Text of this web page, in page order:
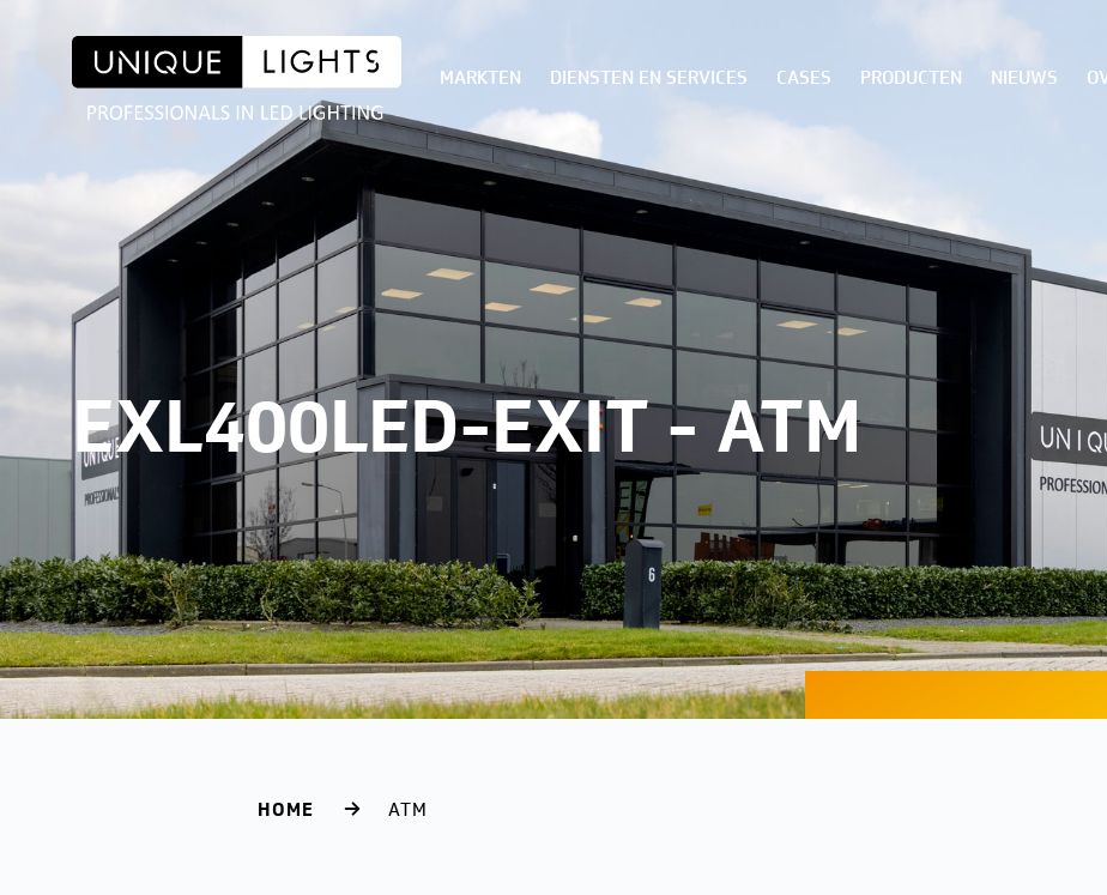
MARKTEN DIENSTEN EN SERVICES CASES PRODUCTEN NIEUWS
EXL400LED-EXIT - ATM
HOME ATM